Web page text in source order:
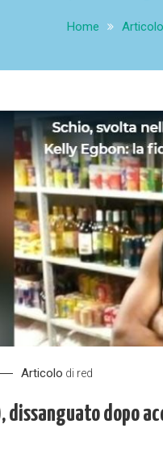
Home Articolo
Articolo di red
dissanguato dopo